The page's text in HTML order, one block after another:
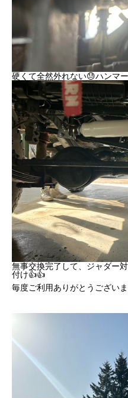
硬くて全然外れない😓ハンマ
無事交換完了して、ジャダー
付け👍👍
毎度ご利用ありがとうござい